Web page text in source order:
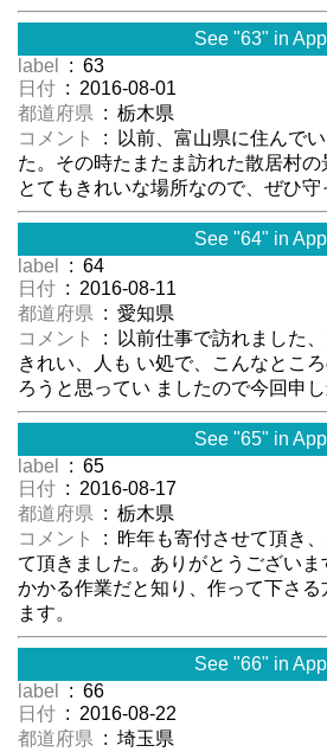
See "63" in
label
: 63
日付 : 2016-08-01
都道府県 : 栃木県
コメント
: 以前、富山県に住んで
た。その時たまたま訪れた散居村の
とてもきれいな場所なので、ぜひ守
See "64" in
label
: 64
日付 : 2016-08-11
都道府県 : 愛知県
コメント
: 以前仕事で訪れました
きれい、人も い処で、こんなとこ
ろうと思ってい ましたので今回申し
See "65" in
label
: 65
日付 : 2016-08-17
都道府県 : 栃木県
コメント
: 昨年も寄付させて頂き
て頂きました。ありがとうござい
かかる作業だと知り、作って下さ
ます。
See "66" in
label
: 66
日付 : 2016-08-22
都道府県 : 埼玉県